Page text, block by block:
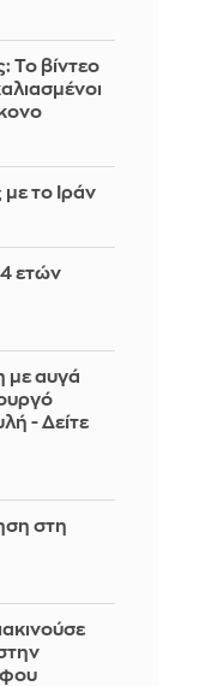
Το βίντεο
με το Ιράν
ετών
με αυγά
- Δείτε
στη